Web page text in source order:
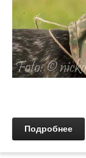
Подробнее